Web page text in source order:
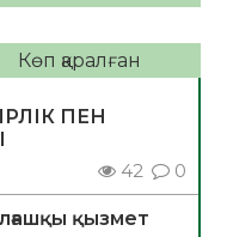
Көп қаралған
ПЕН
42 0
қызмет